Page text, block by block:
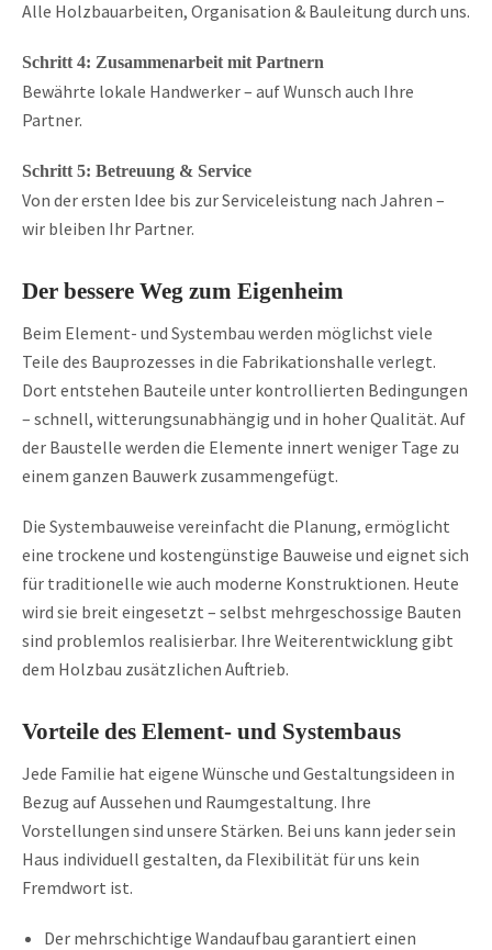
Alle Holzbauarbeiten, Organisation & Bauleitung durch uns.
Schritt 4: Zusammenarbeit mit Partnern
Bewährte lokale Handwerker – auf Wunsch auch Ihre
Partner.
Schritt 5: Betreuung & Service
Von der ersten Idee bis zur Serviceleistung nach Jahren –
wir bleiben Ihr Partner.
Der bessere Weg zum Eigenheim
Beim Element- und Systembau werden möglichst viele
Teile des Bauprozesses in die Fabrikationshalle verlegt.
Dort entstehen Bauteile unter kontrollierten Bedingungen
– schnell, witterungsunabhängig und in hoher Qualität. Auf
der Baustelle werden die Elemente innert weniger Tage zu
einem ganzen Bauwerk zusammengefügt.
Die Systembauweise vereinfacht die Planung, ermöglicht
eine trockene und kostengünstige Bauweise und eignet sich
für traditionelle wie auch moderne Konstruktionen. Heute
wird sie breit eingesetzt – selbst mehrgeschossige Bauten
sind problemlos realisierbar. Ihre Weiterentwicklung gibt
dem Holzbau zusätzlichen Auftrieb.
Vorteile des Element- und Systembaus
Jede Familie hat eigene Wünsche und Gestaltungsideen in
Bezug auf Aussehen und Raumgestaltung. Ihre
Vorstellungen sind unsere Stärken. Bei uns kann jeder sein
Haus individuell gestalten, da Flexibilität für uns kein
Fremdwort ist.
Der mehrschichtige Wandaufbau garantiert einen